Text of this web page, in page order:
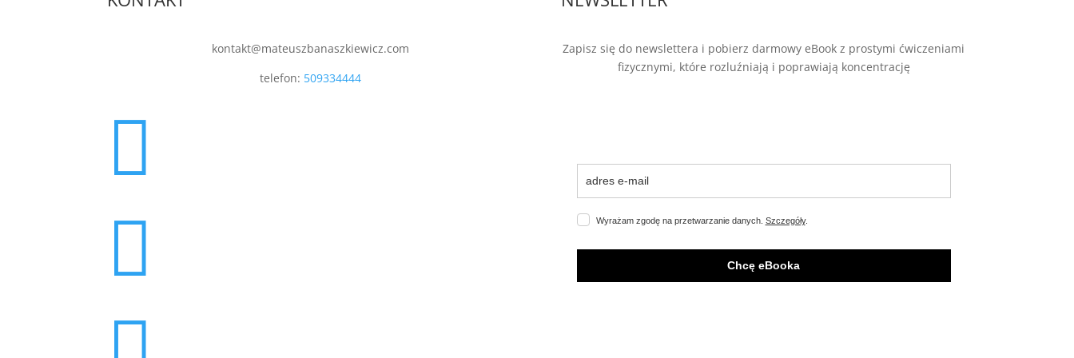
kontakt@mateuszbanaszkiewicz.com
telefon: 509334444


Zapisz się do newslettera i pobierz darmowy eBook z prostymi ćwiczeniami
fizycznymi, które rozluźniają i poprawiają koncentrację
Wyrażam zgodę na przetwarzanie danych. Szczegóły.
Chcę eBooka